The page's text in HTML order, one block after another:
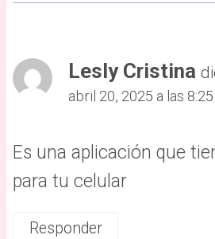
Lesly Cristina
abril 20, 2025 a las
Es una aplicación que
para tu celular
Responder